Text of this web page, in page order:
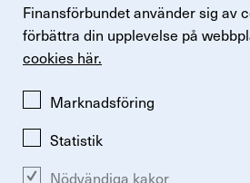
Finansförbundet använder sig av
förbättra din upplevelse på
cookies här.
Marknadsföring
Statistik
Nödvändiga kakor
Logga in
Lönestatistik
Finansförbundets kollektivavtal
Perspektiv
Ändra inställningar för kakor